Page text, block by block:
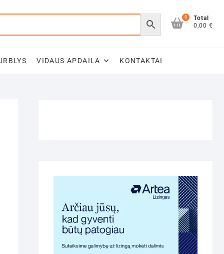
0
Total
0,00 €
VIDAUS APDAILA KONTAKTAI